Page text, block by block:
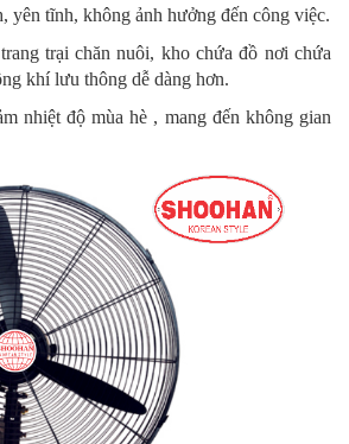
yên tĩnh, không ảnh hưởng đến công việc.
trại chăn nuôi, kho chứa đồ nơi chứa
khí lưu thông dễ dàng hơn.
nhiệt độ mùa hè , mang đến không gian